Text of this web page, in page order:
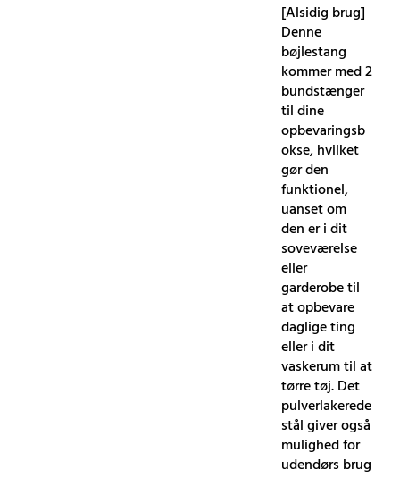
[Alsidig brug]
Denne
bøjlestang
kommer med 2
bundstænger
til dine
opbevaringsb
okse, hvilket
gør den
funktionel,
uanset om
den er i dit
soveværelse
eller
garderobe til
at opbevare
daglige ting
eller i dit
vaskerum til at
tørre tøj. Det
pulverlakerede
stål giver også
mulighed for
udendørs brug